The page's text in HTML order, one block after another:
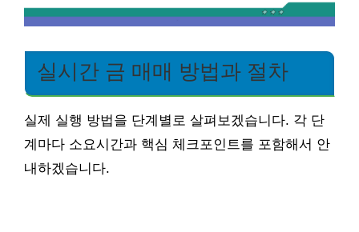
실시간 금 매매 방법과 절차
실제 실행 방법을 단계별로 살펴보겠습니다. 각 단
계마다 소요시간과 핵심 체크포인트를 포함해서 안
내하겠습니다.